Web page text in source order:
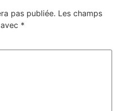
pas publiée. Les champs
*